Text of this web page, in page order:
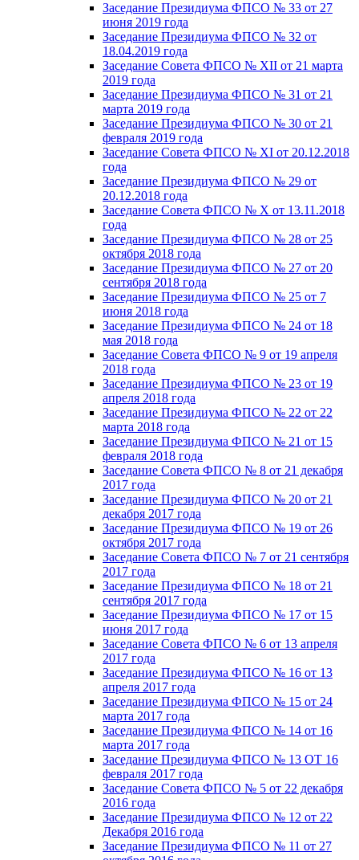
Заседание Президиума ФПСО № 33 от 27
июня 2019 года
Заседание Президиума ФПСО № 32 от
18.04.2019 года
Заседание Совета ФПСО № XII от 21 марта
2019 года
Заседание Президиума ФПСО № 31 от 21
марта 2019 года
Заседание Президиума ФПСО № 30 от 21
февраля 2019 года
Заседание Совета ФПСО № XI от 20.12.2018
года
Заседание Президиума ФПСО № 29 от
20.12.2018 года
Заседание Совета ФПСО № X от 13.11.2018
года
Заседание Президиума ФПСО № 28 от 25
октября 2018 года
Заседание Президиума ФПСО № 27 от 20
сентября 2018 года
Заседание Президиума ФПСО № 25 от 7
июня 2018 года
Заседание Президиума ФПСО № 24 от 18
мая 2018 года
Заседание Совета ФПСО № 9 от 19 апреля
2018 года
Заседание Президиума ФПСО № 23 от 19
апреля 2018 года
Заседание Президиума ФПСО № 22 от 22
марта 2018 года
Заседание Президиума ФПСО № 21 от 15
февраля 2018 года
Заседание Совета ФПСО № 8 от 21 декабря
2017 года
Заседание Президиума ФПСО № 20 от 21
декабря 2017 года
Заседание Президиума ФПСО № 19 от 26
октября 2017 года
Заседание Совета ФПСО № 7 от 21 сентября
2017 года
Заседание Президиума ФПСО № 18 от 21
сентября 2017 года
Заседание Президиума ФПСО № 17 от 15
июня 2017 года
Заседание Совета ФПСО № 6 от 13 апреля
2017 года
Заседание Президиума ФПСО № 16 от 13
апреля 2017 года
Заседание Президиума ФПСО № 15 от 24
марта 2017 года
Заседание Президиума ФПСО № 14 от 16
марта 2017 года
Заседание Президиума ФПСО № 13 ОТ 16
февраля 2017 года
Заседание Совета ФПСО № 5 от 22 декабря
2016 года
Заседание Президиума ФПСО № 12 от 22
Декабря 2016 года
Заседание Президиума ФПСО № 11 от 27